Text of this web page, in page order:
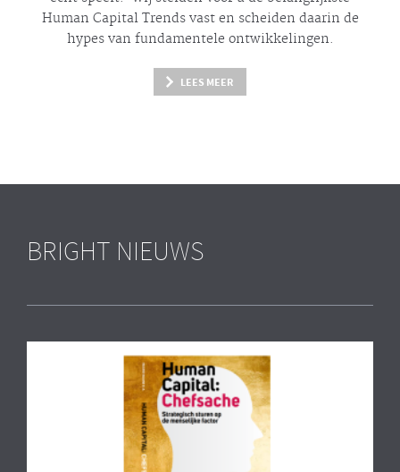
Human Capital Trends vast en scheiden daarin de
hypesvan fundamentele ontwikkelingen.
LEES MEER
BRIGHT NIEUWS